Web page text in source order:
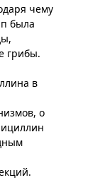
чему
была
грибы.
в
о